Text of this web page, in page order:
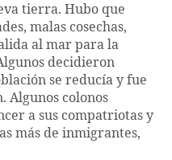
tierra. Hubo que
malas cosechas,
al mar para la
decidieron
se reducía y fue
Algunos colonos
a sus compatriotas y
más de inmigrantes,